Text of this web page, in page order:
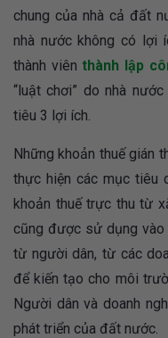
chung của nhà cả đất
nhà nước không có lợi
thành viên thành lập
“luật chơi” do nhà
tiêu 3 lợi ích.
Những khoản thuế gián
thực hiện các mục tiêu
khoản thuế trực thu từ
cũng được sử dụng vào
từ người dân, từ các
để kiến tạo cho môi
Người dân và doanh
phát triển của đất nước.